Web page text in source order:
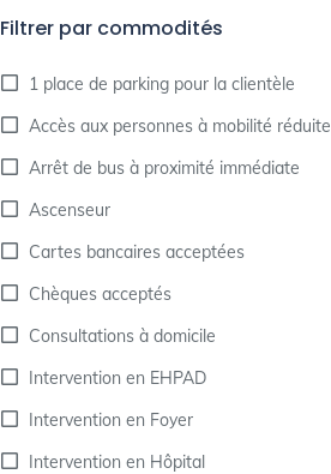
Filtrer par commodités
1 place de parking pour la clientèle
Accès aux personnes à mobilité réduite
Arrêt de bus à proximité immédiate
Ascenseur
Cartes bancaires acceptées
Chèques acceptés
Consultations à domicile
Intervention en EHPAD
Intervention en Foyer
Intervention en Hôpital